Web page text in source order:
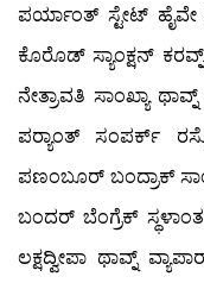
ಪರ್ಯಾಂತ್ ಸ್ಟೇಟ್
ಕೊರೊಡ್ ಸ್ಯಾಂಕ್ಷನ್
ನೇತ್ರಾವತಿ ಸಾಂಖ್ಯಾ
ಪರ‍್ಯಾಂತ್ ಸಂಪರ್ಕ್
ಪಣಂಬೂರ್ ಬಂದ್ರಾಕ್
ಬಂದರ್ ಬೆಂಗ್ರೆಕ್
ಲಕ್ಷದ್ವೀಪಾ ಥಾವ್ನ್